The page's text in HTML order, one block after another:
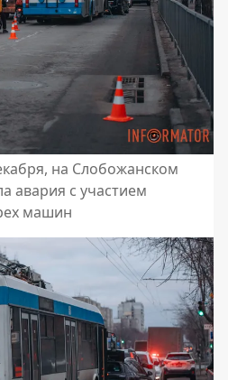
на Слобожанском
авария с участием
машин